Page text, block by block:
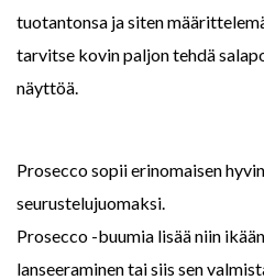
tuotantonsa ja siten
tarvitse kovin paljon tehdä
näyttöä.
Prosecco sopii erinomaisen
seurustelujuomaksi.
Prosecco -buumia lisää niin
lanseeraminen tai siis sen